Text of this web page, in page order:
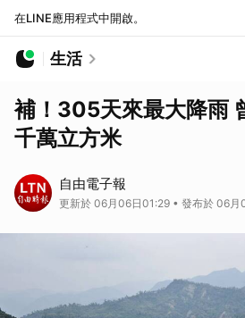
在LINE應用程式中開啟。
生活
補！305天來最大降雨
千萬立方米
自由電子報
更新於 06月06日01:29 • 發布於 06月